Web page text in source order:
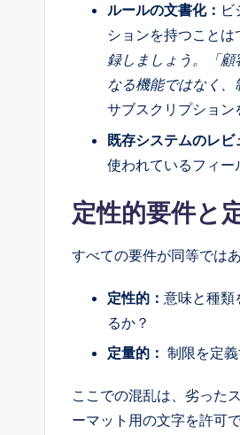
ルールの文書化：
ションを持つことは
録しましょう。「
なる機能ではなく、
サブスクリプション
既存システムのレビ
使われているフィー
定性的要件と
すべての要件が同等では
定性的： 意味と種類
るか？
定量的： 制限を定
ここでの混乱は、劣った
ーマット用の文字を許可